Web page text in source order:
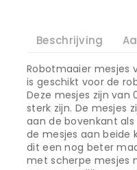
Beschrijving
Robotmaaier mesjes
is geschikt voor de
Deze mesjes zijn van
sterk zijn. De mesjes
aan de bovenkant
de mesjes aan beide
dit een nog beter
met scherpe mesjes